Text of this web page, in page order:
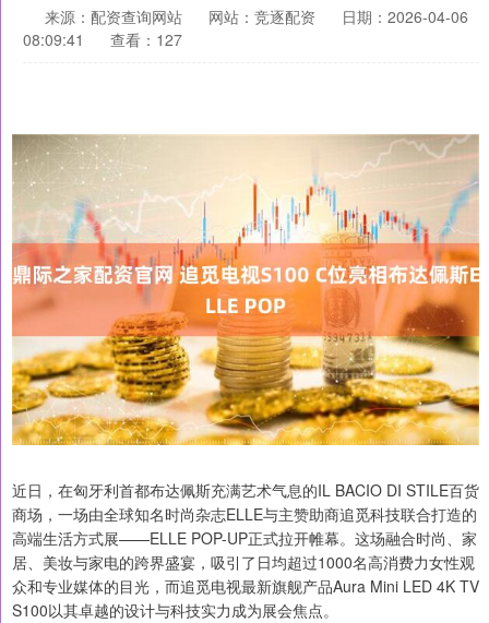
来源：配资查询网站 网站：竞逐配资
日期：2026-04-06
08:09:41
查看：127
近日，在匈牙利首都布达佩斯充满艺术气息的IL BACIO DI STILE百货
商场，一场由全球知名时尚杂志ELLE与主赞助商追觅科技联合打造的
高端生活方式展——ELLE POP-UP正式拉开帷幕。这场融合时尚、家
居、美妆与家电的跨界盛宴，吸引了日均超过1000名高消费力女性观
众和专业媒体的目光，而追觅电视最新旗舰产品Aura Mini LED 4K TV
S100以其卓越的设计与科技实力成为展会焦点。